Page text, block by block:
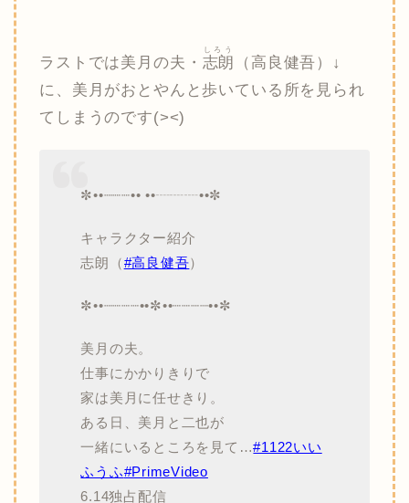
ラストでは美月の夫・ 志朗
しろう
（高良健吾）↓
に、美月がおとやんと歩いている所を見られ
てしまうのです(><)
✼••┈┈┈•• ••┈┈┈••✼
キャラクター紹介
志朗（#高良健吾）
✼••┈┈┈┈••✼••┈┈┈┈••✼
美月の夫。
仕事にかかりきりで
家は美月に任せきり。
ある日、美月と二也が
一緒にいるところを見て…#1122いい
ふうふ#PrimeVideo
6.14独占配信